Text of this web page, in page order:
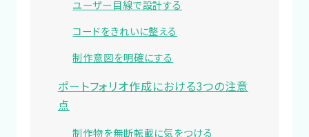
ユーザー目線で設計する
コードをきれいに整える
制作意図を明確にする
ポートフォリオ作成における3つの注意
点
制作物を無断転載に気をつける